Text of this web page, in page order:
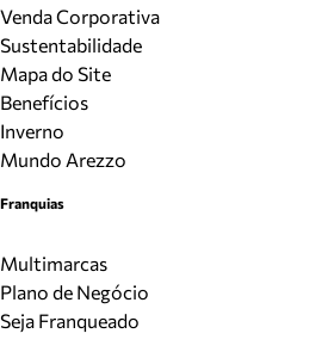
Venda Corporativa
Sustentabilidade
Mapa do Site
Benefícios
Inverno
Mundo Arezzo
Franquias
Multimarcas
Plano de Negócio
Seja Franqueado